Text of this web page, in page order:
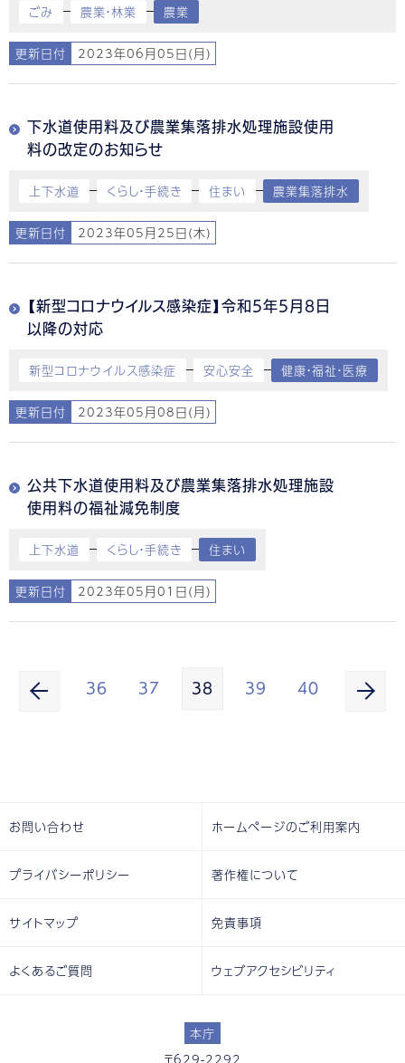
ごみ
農業・林業 農業
更新日付 2023年06月05日(月)
下水道使用料及び農業集落排水処理施設使用
料の改定のお知らせ
上下水道 くらし・手続き 住まい 農業集落排水
更新日付 2023年05月25日(木)
【新型コロナウイルス感染症】令和5年5月8日
以降の対応
新型コロナウイルス感染症 安心安全 健康・福祉・医療
更新日付 2023年05月08日(月)
公共下水道使用料及び農業集落排水処理施設
使用料の福祉減免制度
上下水道 くらし・手続き 住まい
更新日付 2023年05月01日(月)
36 37 38 39 40
本庁
〒629-2292
お問い合わせ ホームページのご利用案内
プライバシーポリシー 著作権について
サイトマップ 免責事項
よくあるご質問 ウェブアクセシビリティ